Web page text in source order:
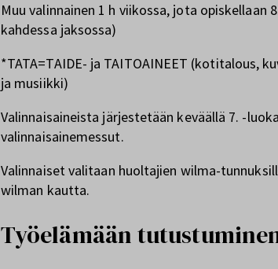
Muu valinnainen 1 h viikossa, jota opiskellaan
kahdessa jaksossa)
*TATA=TAIDE- ja TAITOAINEET (kotitalous,
ja musiikki)
Valinnaisaineista järjestetään keväällä 7. -
valinnaisainemessut.
Valinnaiset valitaan huoltajien wilma-
wilman kautta.
Työelämään